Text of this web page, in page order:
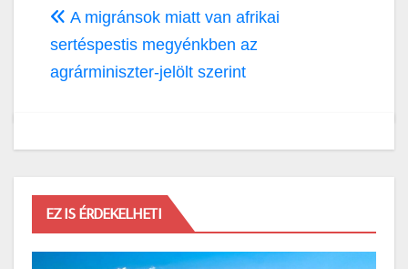
A migránsok miatt van afrikai
sertéspestis megyénkben az
agrárminiszter-jelölt szerint
EZ IS ÉRDEKELHETI